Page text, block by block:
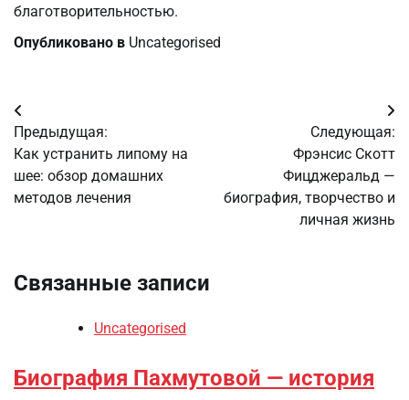
благотворительностью.
Опубликовано в Uncategorised
Навигация
по
записям
Предыдущая:
Как устранить липому на
шее: обзор домашних
методов лечения
Следующая:
Фрэнсис Скотт
Фицджеральд —
биография, творчество и
личная жизнь
Связанные записи
Uncategorised
Биография Пахмутовой — история